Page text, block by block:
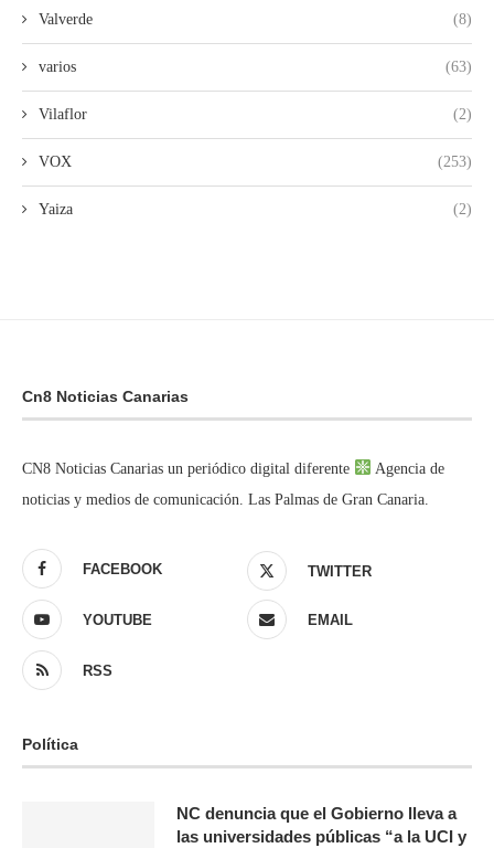
Valverde (8)
varios (63)
Vilaflor (2)
VOX (253)
Yaiza (2)
Cn8 Noticias Canarias
CN8 Noticias Canarias un periódico digital diferente
Agencia de
noticias y medios de comunicación. Las Palmas de Gran Canaria.
FACEBOOK TWITTER
YOUTUBE EMAIL
RSS
Política
NC denuncia que el Gobierno lleva a
las universidades públicas “a la UCI y